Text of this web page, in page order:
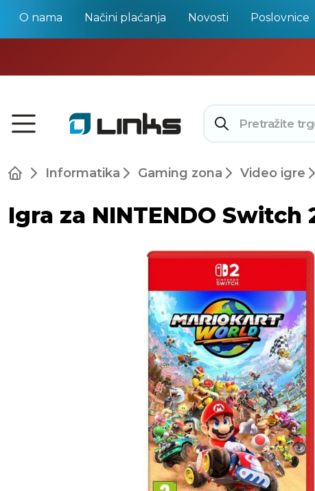
O nama Načini plaćanja Novosti Poslovnice
Informatika Gaming zona Video igre
Igra za NINTENDO